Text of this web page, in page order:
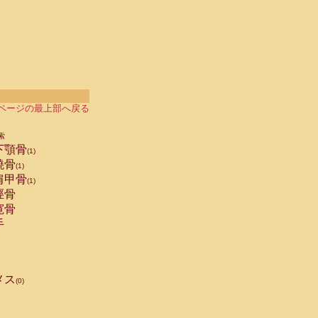
ージの最上部へ戻る
顎骨(1)
骨(1)
甲骨(1)
骨
骨
ス(0)